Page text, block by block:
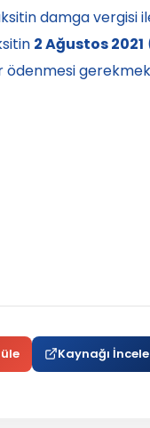
damga vergisi
2 Ağustos 2021
ödenmesi
Kaynağı İncele